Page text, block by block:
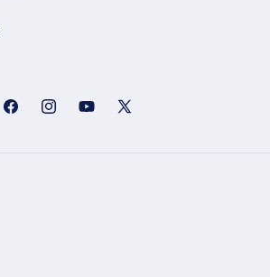
FacebookInstagramYouTube
X